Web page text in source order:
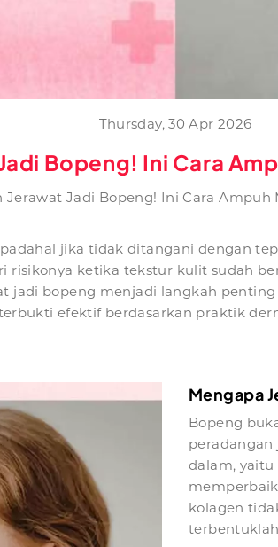
Thursday, 30 Apr 2026
Bopeng! Ini Cara
Jerawat Jadi Bopeng! Ini Cara Ampuh
jika tidak ditangani dengan
risikonya ketika tekstur kulit sudah
jadi bopeng menjadi langkah
efektif berdasarkan praktik
Mengapa
Bopeng
dalam, yaitu
kolagen